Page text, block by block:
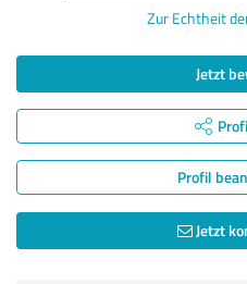
Zur Echtheit
Jetzt
Profil
Jetzt